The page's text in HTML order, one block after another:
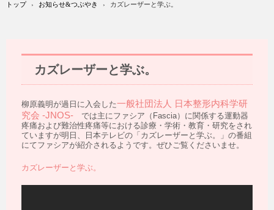
トップ › お知らせ&つぶやき › カズレーザーと学ぶ。
カズレーザーと学ぶ。
柳原義明が過日に入会した一般社団法人 日本整形内科学研
究会 -JNOS- では主にファシア（Fascia）に関係する運動器
疼痛および難治性疼痛等における診療・学術・教育・研究をされ
ていますが明日、日本テレビの「カズレーザーと学ぶ。」の番組
にてファシアが紹介されるようです。ぜひご覧くださいませ。
カズレーザーと学ぶ。